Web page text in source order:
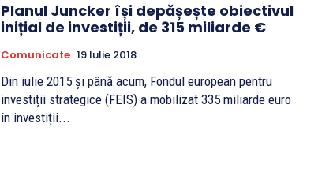
Planul Juncker își depășește obiectivul
inițial de investiții, de 315 miliarde €
Comunicate 19 Iulie 2018
Din iulie 2015 și până acum, Fondul european pentru
investiții strategice (FEIS) a mobilizat 335 miliarde euro
în investiții...